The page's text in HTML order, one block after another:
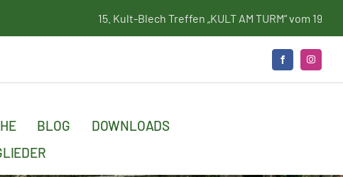
15. Kult-Blech Treffen „KULT AM TURM“ vom 19. bis 21. Juni 2026
BLOG
DOWNLOADS